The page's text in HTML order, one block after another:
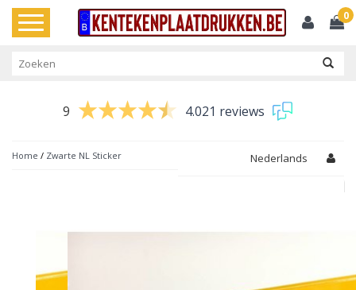
Toggle
navigation
0
9 4.021 reviews
Home / Zwarte NL Sticker Nederlands